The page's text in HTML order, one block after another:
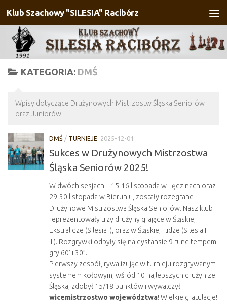
Przejdź do treści
Klub Szachowy "SILESIA" Racibórz
KATEGORIA: DMŚ
Wpisy dotyczące Drużynowych Mistrzostw Śląska Seniorów
oraz Juniorów.
DMŚ / TURNIEJE 2025-12-01
Sukces w Drużynowych Mistrzostwa
Śląska Seniorów 2025!
W dwóch sesjach – 15-16 listopada w Lędzinach oraz
29-30 listopada w Bieruniu, zostały rozegrane
Drużynowe Mistrzostwa Śląska Seniorów. Nasz klub
reprezentowały trzy drużyny grające w Śląskiej
Ekstralidze (Silesia I), oraz w Śląskiej I lidze (Silesia II i
III). Rozgrywki odbyły się na dystansie 9 rund tempem
gry 60’+30”.
Pierwszy zespół, rywalizując w turnieju rozgrywanym
systemem kołowym, wśród 10 najlepszych drużyn ze
Śląska, zdobył 15/18 punktów i wywalczył
wicemistrzostwo województwa! Wielkie gratulacje!